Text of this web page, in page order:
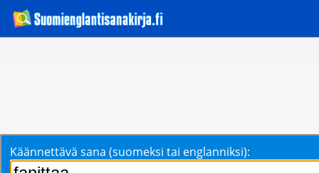
Käännettävä sana (suomeksi tai englanniksi):